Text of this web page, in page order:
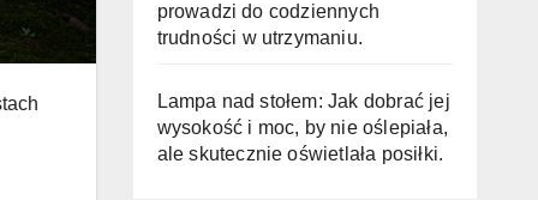
prowadzi do codziennych
trudności w utrzymaniu.
Lampa nad stołem: Jak dobrać jej
wysokość i moc, by nie oślepiała,
ale skutecznie oświetlała posiłki.